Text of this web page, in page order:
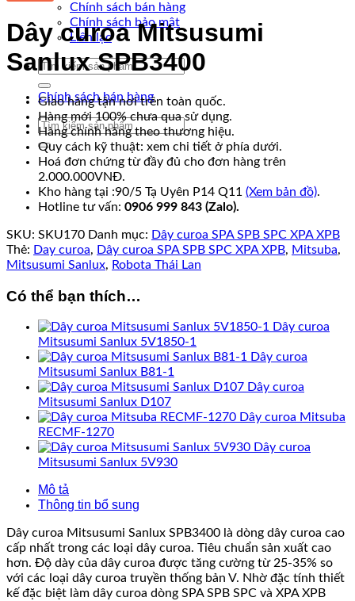
Chính sách bán hàng
Chính sách bảo mật
Liên lạc
Tìm
Chính sách bán hàng
Tìm
kiếm:
Dây curoa Mitsusumi
Sanlux SPB3400
Giao hàng tận nơi trên toàn quốc.
Hàng mới 100% chưa qua sử dụng.
Hàng chính hãng theo thương hiệu.
Quy cách kỹ thuật: xem chi tiết ở phía dưới.
Hoá đơn chứng từ đầy đủ cho đơn hàng trên
2.000.000VNĐ.
Kho hàng tại :90/5 Tạ Uyên P14 Q11 (Xem bản đồ).
Hotline tư vấn: 0906 999 843 (Zalo).
SKU: SKU170 Danh mục: Dây curoa SPA SPB SPC XPA XPB
Thẻ: Day curoa, Dây curoa SPA SPB SPC XPA XPB, Mitsuba,
Mitsusumi Sanlux, Robota Thái Lan
Có thể bạn thích…
Dây curoa
Mitsusumi Sanlux 5V1850-1
Dây curoa
Mitsusumi Sanlux B81-1
Dây curoa
Mitsusumi Sanlux D107
Dây curoa Mitsuba
RECMF-1270
Dây curoa
Mitsusumi Sanlux 5V930
Mô tả
Thông tin bổ sung
Dây curoa Mitsusumi Sanlux SPB3400 là dòng dây curoa cao
cấp nhất trong các loại dây curoa. Tiêu chuẩn sản xuất cao
hơn. Độ dày của dây curoa được tăng cường từ 25-35% so
với các loại dây curoa truyền thống bản V. Nhờ đặc tính thiết
kế đặc biệt làm dây curoa dòng SPA SPB SPC và XPA XPB